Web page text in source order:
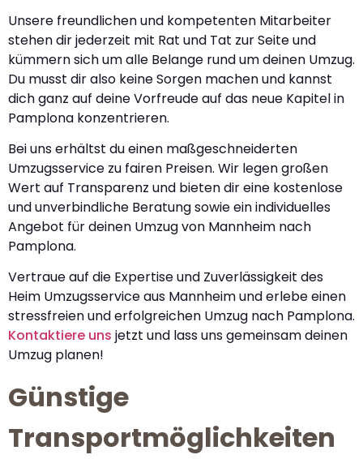
Unsere freundlichen und kompetenten Mitarbeiter
stehen dir jederzeit mit Rat und Tat zur Seite und
kümmern sich um alle Belange rund um deinen Umzug.
Du musst dir also keine Sorgen machen und kannst
dich ganz auf deine Vorfreude auf das neue Kapitel in
Pamplona konzentrieren.
Bei uns erhältst du einen maßgeschneiderten
Umzugsservice zu fairen Preisen. Wir legen großen
Wert auf Transparenz und bieten dir eine kostenlose
und unverbindliche Beratung sowie ein individuelles
Angebot für deinen Umzug von Mannheim nach
Pamplona.
Vertraue auf die Expertise und Zuverlässigkeit des
Heim Umzugsservice aus Mannheim und erlebe einen
stressfreien und erfolgreichen Umzug nach Pamplona.
Kontaktiere uns jetzt und lass uns gemeinsam deinen
Umzug planen!
Günstige
Transportmöglichkeiten